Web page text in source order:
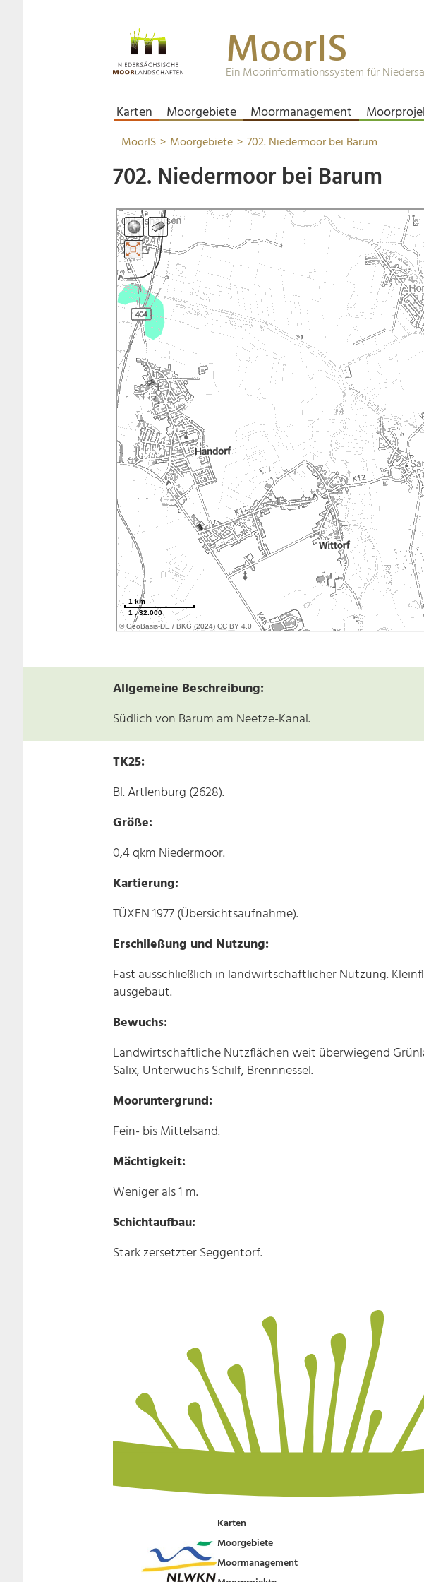
MoorIS
Ein Moorinformationssystem für
Karten Moorgebiete Moormanagement
MoorIS Moorgebiete 702. Niedermoor bei Barum
702. Niedermoor bei Barum
Allgemeine Beschreibung:
Südlich von Barum am Neetze-Kanal.
TK25:
Bl. Artlenburg (2628).
Größe:
0,4 qkm Niedermoor.
Kartierung:
TÜXEN 1977 (Übersichtsaufnahme).
Erschließung und Nutzung:
Fast ausschließlich in landwirtschaftlicher Nutzung.
ausgebaut.
Bewuchs:
Landwirtschaftliche Nutzflächen weit überwiegend
Salix, Unterwuchs Schilf, Brennnessel.
Mooruntergrund:
Fein- bis Mittelsand.
Mächtigkeit:
Weniger als 1 m.
Schichtaufbau:
Stark zersetzter Seggentorf.
Karten
Moorgebiete
Moormanagement